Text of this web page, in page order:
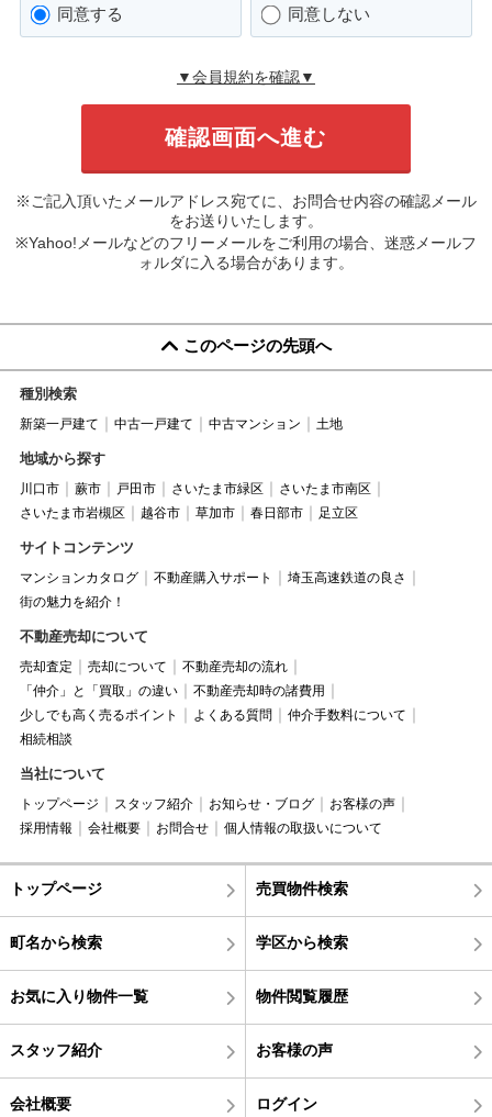
同意する 同意しない
▼会員規約を確認▼
※ご記入頂いたメールアドレス宛てに、お問合せ内容の確認メール
をお送りいたします。
※Yahoo!メールなどのフリーメールをご利用の場合、迷惑メールフ
ォルダに入る場合があります。
このページの先頭へ
種別検索
新築一戸建て 中古一戸建て 中古マンション 土地
地域から探す
川口市 蕨市 戸田市 さいたま市緑区
さいたま市南区
さいたま市岩槻区
越谷市 草加市 春日部市 足立区
サイトコンテンツ
マンションカタログ 不動産購入サポート
埼玉高速鉄道の良さ
街の魅力を紹介！
不動産売却について
売却査定 売却について
不動産売却の流れ
「仲介」と「買取」の違い
不動産売却時の諸費用
少しでも高く売るポイント
よくある質問
仲介手数料について
相続相談
当社について
トップページ スタッフ紹介 お知らせ・ブログ
お客様の声
採用情報
会社概要 お問合せ 個人情報の取扱いについて
トップページ 売買物件検索
町名から検索 学区から検索
お気に入り物件一覧 物件閲覧履歴
スタッフ紹介 お客様の声
会社概要 ログイン